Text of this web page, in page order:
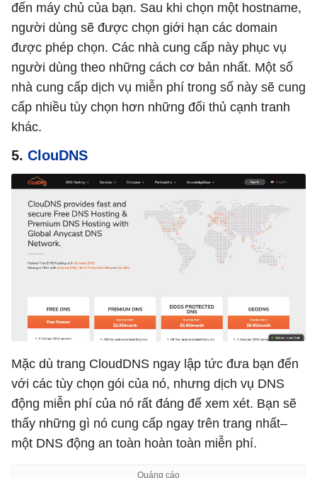
đến máy chủ của bạn. Sau khi chọn một hostname,
người dùng sẽ được chọn giới hạn các domain
được phép chọn. Các nhà cung cấp này phục vụ
người dùng theo những cách cơ bản nhất. Một số
nhà cung cấp dịch vụ miễn phí trong số này sẽ cung
cấp nhiều tùy chọn hơn những đối thủ cạnh tranh
khác.
5. ClouDNS
Mặc dù trang CloudDNS ngay lập tức đưa bạn đến
với các tùy chọn gói của nó, nhưng dịch vụ DNS
động miễn phí của nó rất đáng để xem xét. Bạn sẽ
thấy những gì nó cung cấp ngay trên trang nhất–
một DNS động an toàn hoàn toàn miễn phí.